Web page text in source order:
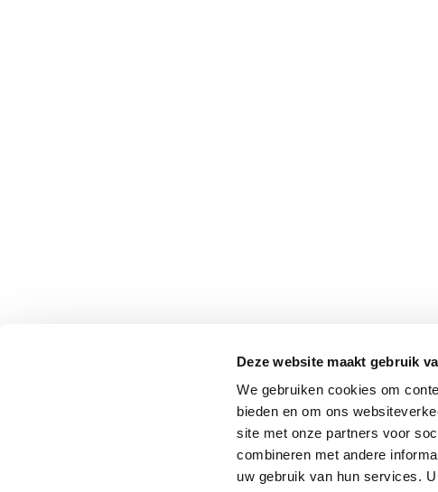
Deze website maakt gebruik
We gebruiken cookies om
bieden en om ons
site met onze partners voor
combineren met andere
uw gebruik van hun services.